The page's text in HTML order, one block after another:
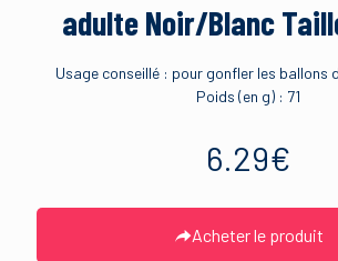
adulte Noir/Blanc
Usage conseillé : pour gonfler les ballons
Poids (en g) : 71
6.29€
Acheter le produit